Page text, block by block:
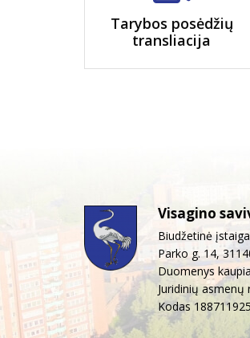
Tarybos posėdžių
transliacija
Visagino
Biudžetinė įstaiga
Parko g. 14,
Duomenys
Juridinių asmenų
Kodas 188711925